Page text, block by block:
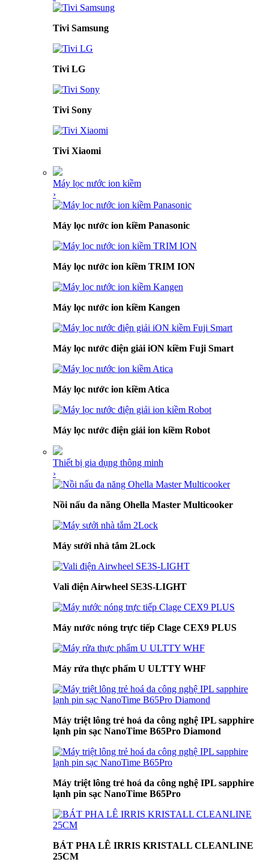
Tivi Samsung
Tivi LG
Tivi Sony
Tivi Xiaomi
Máy lọc nước ion kiềm
›
Máy lọc nước ion kiềm Panasonic
Máy lọc nước ion kiềm TRIM ION
Máy lọc nước ion kiềm Kangen
Máy lọc nước điện giải iON kiềm Fuji Smart
Máy lọc nước ion kiềm Atica
Máy lọc nước điện giải ion kiềm Robot
Thiết bị gia dụng thông minh
›
Nồi nấu đa năng Ohella Master Multicooker
Máy sưởi nhà tắm 2Lock
Vali điện Airwheel SE3S-LIGHT
Máy nước nóng trực tiếp Clage CEX9 PLUS
Máy rửa thực phẩm U ULTTY WHF
Máy triệt lông trẻ hoá da công nghệ IPL sapphire
lạnh pin sạc NanoTime B65Pro Diamond
Máy triệt lông trẻ hoá da công nghệ IPL sapphire
lạnh pin sạc NanoTime B65Pro
BÁT PHA LÊ IRRIS KRISTALL CLEANLINE
25CM